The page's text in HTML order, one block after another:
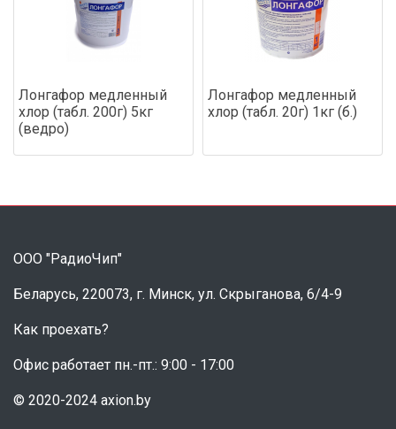
Лонгафор медленный
хлор (табл. 200г) 5кг
(ведро)
Лонгафор медленный
хлор (табл. 20г) 1кг (б.)
ООО "РадиоЧип"
Беларусь, 220073, г. Минск, ул. Скрыганова, 6/4-9
Как проехать?
Офис работает пн.-пт.: 9:00 - 17:00
© 2020-2024 axion.by